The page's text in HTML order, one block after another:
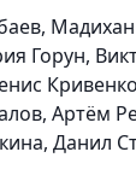
Горун,
Артём
Данил